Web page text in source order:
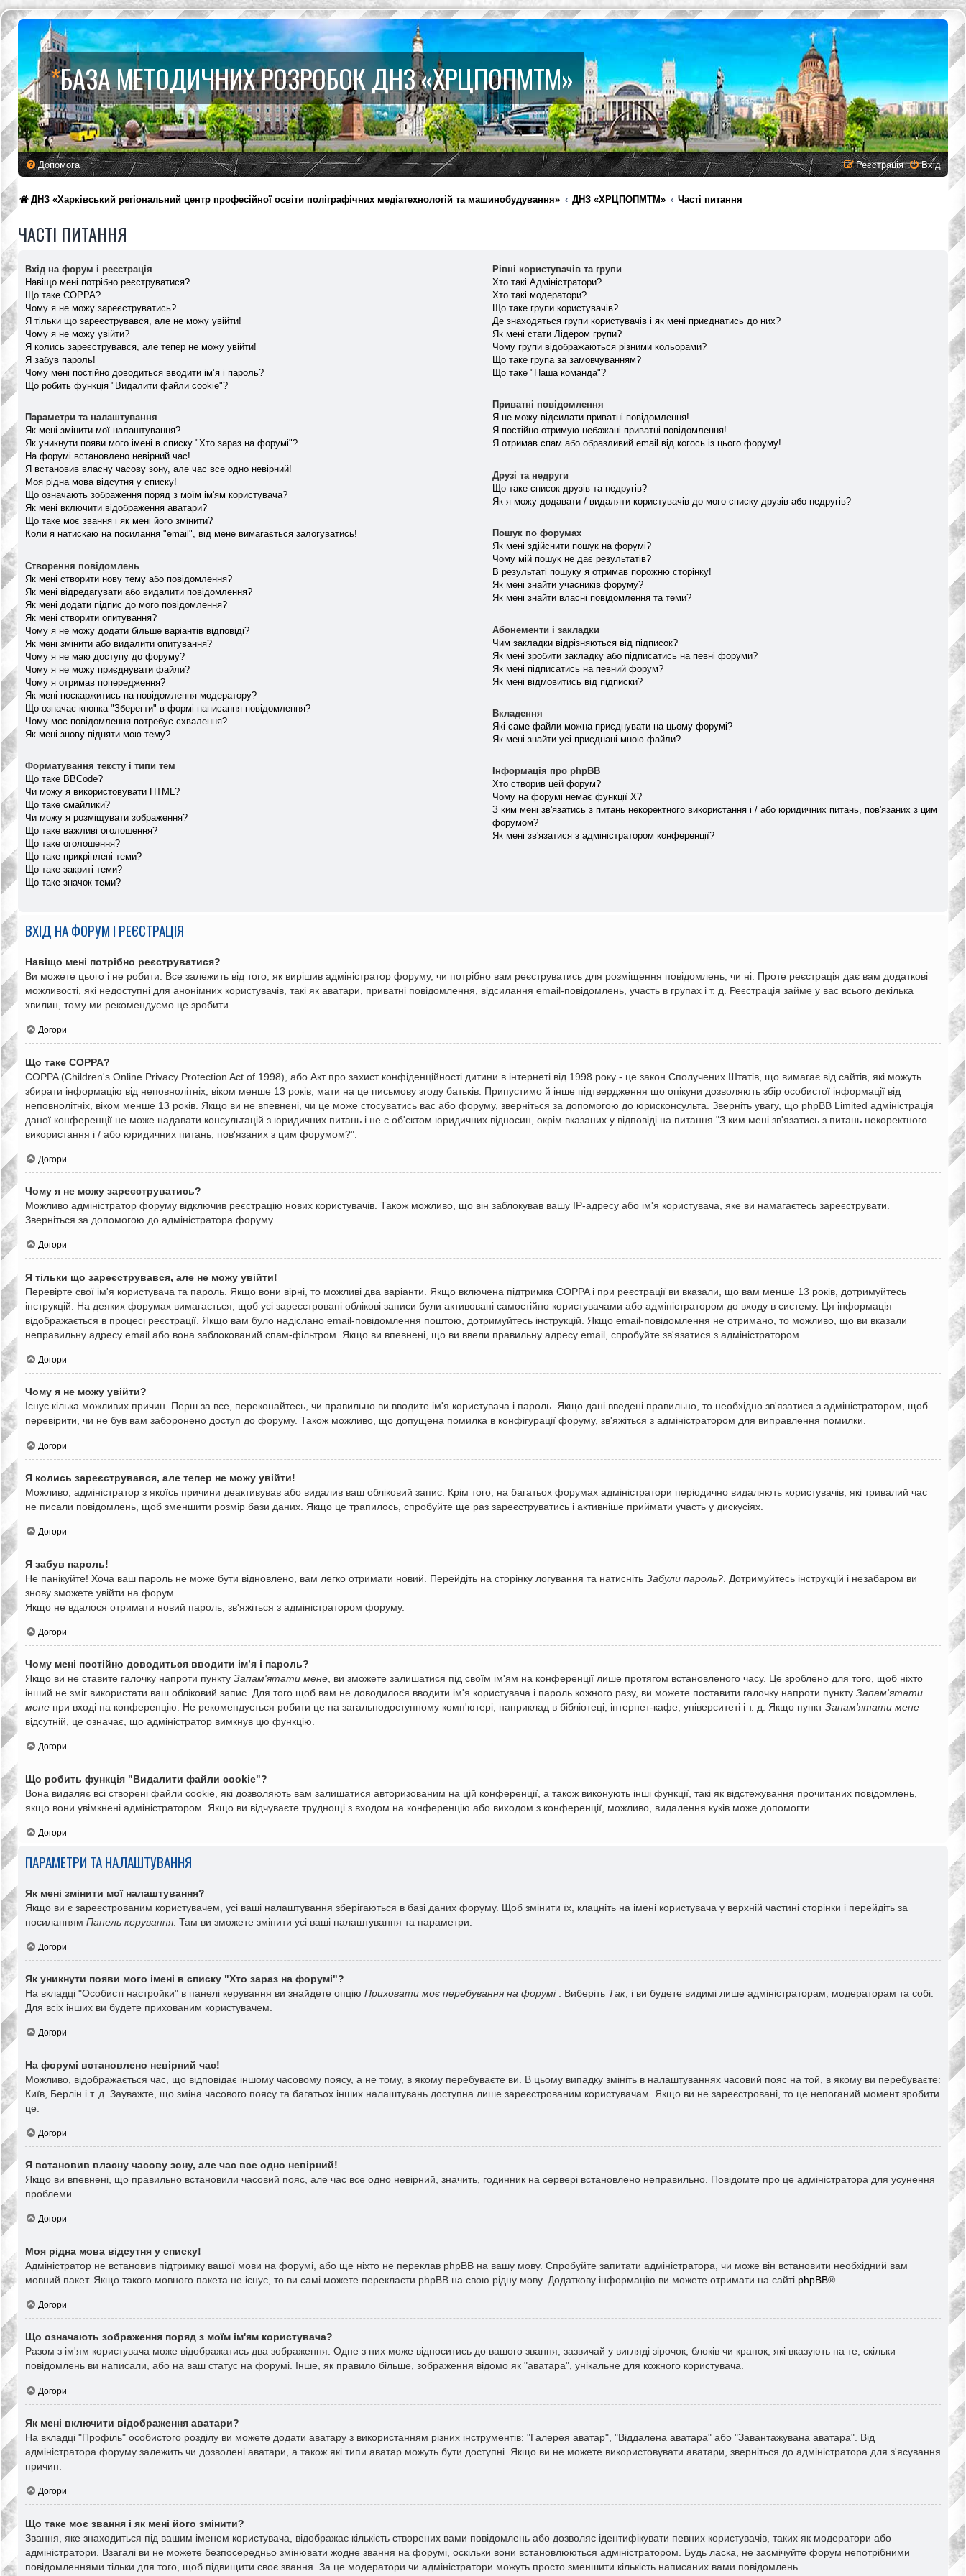
*БАЗА МЕТОДИЧНИХ РОЗРОБОК ДНЗ «ХРЦПОПМТМ»
Допомога Вхід
Реєстрація
ДНЗ «Харківський регіональний центр професійної освіти поліграфічних медіатехнологій та машинобудування» ДНЗ «ХРЦПОПМТМ» Часті питання
ЧАСТІ ПИТАННЯ
Вхід на форум і реєстрація
Навіщо мені потрібно реєструватися?
Що таке COPPA?
Чому я не можу зареєструватись?
Я тільки що зареєструвався, але не можу увійти!
Чому я не можу увійти?
Я колись зареєструвався, але тепер не можу увійти!
Я забув пароль!
Чому мені постійно доводиться вводити ім’я і пароль?
Що робить функція "Видалити файли cookie"?
Параметри та налаштування
Як мені змінити мої налаштування?
Як уникнути появи мого імені в списку "Хто зараз на форумі"?
На форумі встановлено невірний час!
Я встановив власну часову зону, але час все одно невірний!
Моя рідна мова відсутня у списку!
Що означають зображення поряд з моїм ім'ям користувача?
Як мені включити відображення аватари?
Що таке моє звання і як мені його змінити?
Коли я натискаю на посилання "email", від мене вимагається залогуватись!
Створення повідомлень
Як мені створити нову тему або повідомлення?
Як мені відредагувати або видалити повідомлення?
Як мені додати підпис до мого повідомлення?
Як мені створити опитування?
Чому я не можу додати більше варіантів відповіді?
Як мені змінити або видалити опитування?
Чому я не маю доступу до форуму?
Чому я не можу приєднувати файли?
Чому я отримав попередження?
Як мені поскаржитись на повідомлення модератору?
Що означає кнопка "Зберегти" в формі написання повідомлення?
Чому моє повідомлення потребує схвалення?
Як мені знову підняти мою тему?
Форматування тексту і типи тем
Що таке BBCode?
Чи можу я використовувати HTML?
Що таке смайлики?
Чи можу я розміщувати зображення?
Що таке важливі оголошення?
Що таке оголошення?
Що таке прикріплені теми?
Що таке закриті теми?
Що таке значок теми?
Рівні користувачів та групи
Хто такі Адміністратори?
Хто такі модератори?
Що таке групи користувачів?
Де знаходяться групи користувачів і як мені приєднатись до них?
Як мені стати Лідером групи?
Чому групи відображаються різними кольорами?
Що таке група за замовчуванням?
Що таке "Наша команда"?
Приватні повідомлення
Я не можу відсилати приватні повідомлення!
Я постійно отримую небажані приватні повідомлення!
Я отримав спам або образливий email від когось із цього форуму!
Друзі та недруги
Що таке список друзів та недругів?
Як я можу додавати / видаляти користувачів до мого списку друзів або недругів?
Пошук по форумах
Як мені здійснити пошук на форумі?
Чому мій пошук не дає результатів?
В результаті пошуку я отримав порожню сторінку!
Як мені знайти учасників форуму?
Як мені знайти власні повідомлення та теми?
Абонементи і закладки
Чим закладки відрізняються від підписок?
Як мені зробити закладку або підписатись на певні форуми?
Як мені підписатись на певний форум?
Як мені відмовитись від підписки?
Вкладення
Які саме файли можна приєднувати на цьому форумі?
Як мені знайти усі приєднані мною файли?
Інформація про phpBB
Хто створив цей форум?
Чому на форумі немає функції X?
З ким мені зв'язатись з питань некоректного використання і / або юридичних питань, пов'язаних з цим
форумом?
Як мені зв'язатися з адміністратором конференції?
ВХІД НА ФОРУМ І РЕЄСТРАЦІЯ
Навіщо мені потрібно реєструватися?
Ви можете цього і не робити. Все залежить від того, як вирішив адміністратор форуму, чи потрібно вам реєструватись для розміщення повідомлень, чи ні. Проте реєстрація дає вам додаткові
можливості, які недоступні для анонімних користувачів, такі як аватари, приватні повідомлення, відсилання email-повідомлень, участь в групах і т. д. Реєстрація займе у вас всього декілька
хвилин, тому ми рекомендуємо це зробити.
Догори
Що таке COPPA?
COPPA (Children's Online Privacy Protection Act of 1998), або Акт про захист конфіденційності дитини в інтернеті від 1998 року - це закон Сполучених Штатів, що вимагає від сайтів, які можуть
збирати інформацію від неповнолітніх, віком менше 13 років, мати на це письмову згоду батьків. Припустимо й інше підтвердження що опікуни дозволяють збір особистої інформації від
неповнолітніх, віком менше 13 років. Якщо ви не впевнені, чи це може стосуватись вас або форуму, зверніться за допомогою до юрисконсульта. Зверніть увагу, що phpBB Limited адміністрація
даної конференції не може надавати консультацій з юридичних питань і не є об'єктом юридичних відносин, окрім вказаних у відповіді на питання "З ким мені зв'язатись з питань некоректного
використання і / або юридичних питань, пов'язаних з цим форумом?".
Догори
Чому я не можу зареєструватись?
Можливо адміністратор форуму відключив реєстрацію нових користувачів. Також можливо, що він заблокував вашу IP-адресу або ім'я користувача, яке ви намагаєтесь зареєструвати.
Зверніться за допомогою до адміністратора форуму.
Догори
Я тільки що зареєструвався, але не можу увійти!
Перевірте свої ім'я користувача та пароль. Якщо вони вірні, то можливі два варіанти. Якщо включена підтримка COPPA і при реєстрації ви вказали, що вам менше 13 років, дотримуйтесь
інструкцій. На деяких форумах вимагається, щоб усі зареєстровані облікові записи були активовані самостійно користувачами або адміністратором до входу в систему. Ця інформація
відображається в процесі реєстрації. Якщо вам було надіслано email-повідомлення поштою, дотримуйтесь інструкцій. Якщо email-повідомлення не отримано, то можливо, що ви вказали
неправильну адресу email або вона заблокований спам-фільтром. Якщо ви впевнені, що ви ввели правильну адресу email, спробуйте зв'язатися з адміністратором.
Догори
Чому я не можу увійти?
Існує кілька можливих причин. Перш за все, переконайтесь, чи правильно ви вводите ім'я користувача і пароль. Якщо дані введені правильно, то необхідно зв'язатися з адміністратором, щоб
перевірити, чи не був вам заборонено доступ до форуму. Також можливо, що допущена помилка в конфігурації форуму, зв'яжіться з адміністратором для виправлення помилки.
Догори
Я колись зареєструвався, але тепер не можу увійти!
Можливо, адміністратор з якоїсь причини деактивував або видалив ваш обліковий запис. Крім того, на багатьох форумах адміністратори періодично видаляють користувачів, які тривалий час
не писали повідомлень, щоб зменшити розмір бази даних. Якщо це трапилось, спробуйте ще раз зареєструватись і активніше приймати участь у дискусіях.
Догори
Я забув пароль!
Не панікуйте! Хоча ваш пароль не може бути відновлено, вам легко отримати новий. Перейдіть на сторінку логування та натисніть Забули пароль? . Дотримуйтесь інструкцій і незабаром ви
знову зможете увійти на форум.
Якщо не вдалося отримати новий пароль, зв'яжіться з адміністратором форуму.
Догори
Чому мені постійно доводиться вводити ім’я і пароль?
Якщо ви не ставите галочку напроти пункту Запам'ятати мене , ви зможете залишатися під своїм ім'ям на конференції лише протягом встановленого часу. Це зроблено для того, щоб ніхто
інший не зміг використати ваш обліковий запис. Для того щоб вам не доводилося вводити ім'я користувача і пароль кожного разу, ви можете поставити галочку напроти пункту Запам'ятати
мене при вході на конференцію. Не рекомендується робити це на загальнодоступному комп'ютері, наприклад в бібліотеці, інтернет-кафе, університеті і т. д. Якщо пунктЗапам'ятати мене
відсутній, це означає, що адміністратор вимкнув цю функцію.
Догори
Що робить функція "Видалити файли cookie"?
Вона видаляє всі створені файли cookie, які дозволяють вам залишатися авторизованим на цій конференції, а також виконують інші функції, такі як відстежування прочитаних повідомлень,
якщо вони увімкнені адміністратором. Якщо ви відчуваєте труднощі з входом на конференцію або виходом з конференції, можливо, видалення куків може допомогти.
Догори
ПАРАМЕТРИ ТА НАЛАШТУВАННЯ
Як мені змінити мої налаштування?
Якщо ви є зареєстрованим користувачем, усі ваші налаштування зберігаються в базі даних форуму. Щоб змінити їх, клацніть на імені користувача у верхній частині сторінки і перейдіть за
посиланням Панель керування . Там ви зможете змінити усі ваші налаштування та параметри.
Догори
Як уникнути появи мого імені в списку "Хто зараз на форумі"?
На вкладці "Особисті настройки" в панелі керування ви знайдете опцію Приховати моє перебування на форумі . Виберіть Так , і ви будете видимі лише адміністраторам, модераторам та собі.
Для всіх інших ви будете прихованим користувачем.
Догори
На форумі встановлено невірний час!
Можливо, відображається час, що відповідає іншому часовому поясу, а не тому, в якому перебуваєте ви. В цьому випадку змініть в налаштуваннях часовий пояс на той, в якому ви перебуваєте:
Київ, Берлін і т. д. Зауважте, що зміна часового поясу та багатьох інших налаштувань доступна лише зареєстрованим користувачам. Якщо ви не зареєстровані, то це непоганий момент зробити
це.
Догори
Я встановив власну часову зону, але час все одно невірний!
Якщо ви впевнені, що правильно встановили часовий пояс, але час все одно невірний, значить, годинник на сервері встановлено неправильно. Повідомте про це адміністратора для усунення
проблеми.
Догори
Моя рідна мова відсутня у списку!
Адміністратор не встановив підтримку вашої мови на форумі, або ще ніхто не переклав phpBB на вашу мову. Спробуйте запитати адміністратора, чи може він встановити необхідний вам
мовний пакет. Якщо такого мовного пакета не існує, то ви самі можете перекласти phpBB на свою рідну мову. Додаткову інформацію ви можете отримати на сайті phpBB®.
Догори
Що означають зображення поряд з моїм ім'ям користувача?
Разом з ім'ям користувача може відображатись два зображення. Одне з них може відноситись до вашого звання, зазвичай у вигляді зірочок, блоків чи крапок, які вказують на те, скільки
повідомлень ви написали, або на ваш статус на форумі. Інше, як правило більше, зображення відомо як "аватара", унікальне для кожного користувача.
Догори
Як мені включити відображення аватари?
На вкладці "Профіль" особистого розділу ви можете додати аватару з використанням різних інструментів: "Галерея аватар", "Віддалена аватара" або "Завантажувана аватара". Від
адміністратора форуму залежить чи дозволені аватари, а також які типи аватар можуть бути доступні. Якщо ви не можете використовувати аватари, зверніться до адміністратора для з'ясування
причин.
Догори
Що таке моє звання і як мені його змінити?
Звання, яке знаходиться під вашим іменем користувача, відображає кількість створених вами повідомлень або дозволяє ідентифікувати певних користувачів, таких як модератори або
адміністратори. Взагалі ви не можете безпосередньо змінювати жодне звання на форумі, оскільки вони встановлюються адміністратором. Будь ласка, не засмічуйте форум непотрібними
повідомленнями тільки для того, щоб підвищити своє звання. За це модератори чи адміністратори можуть просто зменшити кількість написаних вами повідомлень.